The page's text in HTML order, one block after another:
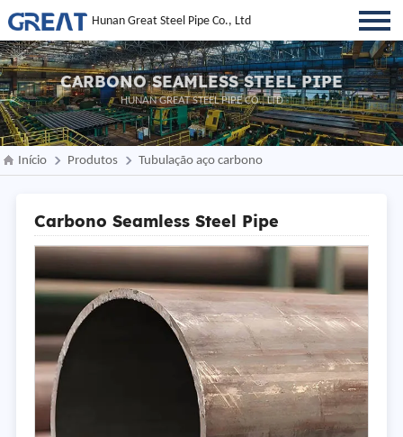
Hunan Great Steel Pipe Co., Ltd
CARBONO SEAMLESS STEEL PIPE
HUNAN GREAT STEEL PIPE CO., LTD
Início Produtos Tubulação aço carbono
Carbono Seamless Steel Pipe